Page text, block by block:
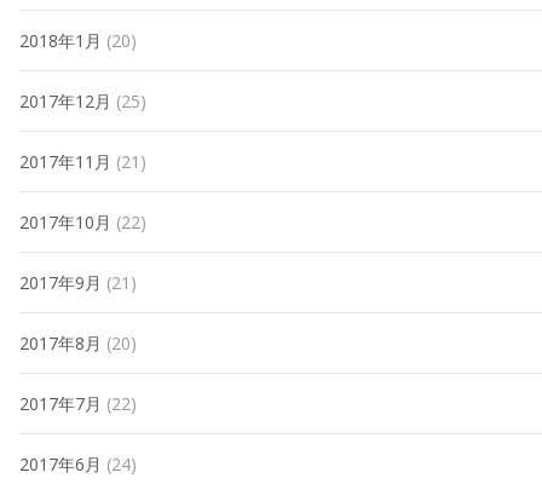
2018年1月 (20)
2017年12月 (25)
2017年11月 (21)
2017年10月 (22)
2017年9月 (21)
2017年8月 (20)
2017年7月 (22)
2017年6月 (24)